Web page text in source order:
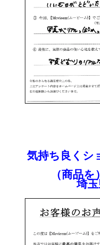
気持ち良くシ
（商品を
埼